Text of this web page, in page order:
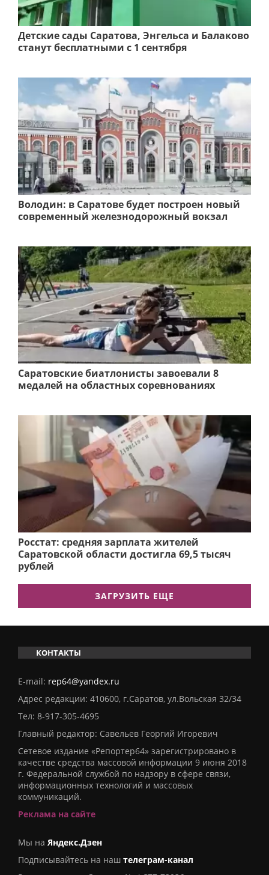
Детские сады Саратова, Энгельса и Балаково
станут бесплатными с 1 сентября
Володин: в Саратове будет построен новый
современный железнодорожный вокзал
Саратовские биатлонисты завоевали 8
медалей на областных соревнованиях
Росстат: средняя зарплата жителей
Саратовской области достигла 69,5 тысяч
рублей
ЗАГРУЗИТЬ ЕЩЕ
КОНТАКТЫ
E-mail: rep64@yandex.ru
Адрес редакции: 410600, г.Саратов, ул.Вольская 32/34
Тел: 8-917-305-4695
Главный редактор: Савельев Георгий Игоревич
Сетевое издание «Репортер64» зарегистрировано в
качестве средства массовой информации 9 июня 2018
г. Федеральной службой по надзору в сфере связи,
информационных технологий и массовых
коммуникаций.
Реклама на сайте
Мы на Яндекс.Дзен
Подписывайтесь на наш телеграм-канал